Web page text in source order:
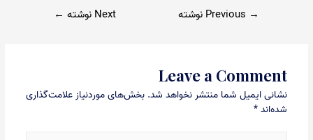
→ Next نوشته ←
Leave a Comment
نشانی ایمیل شما منتشر نخواهد شد. بخش‌های موردنیاز علامت‌گذاری
شده‌اند*